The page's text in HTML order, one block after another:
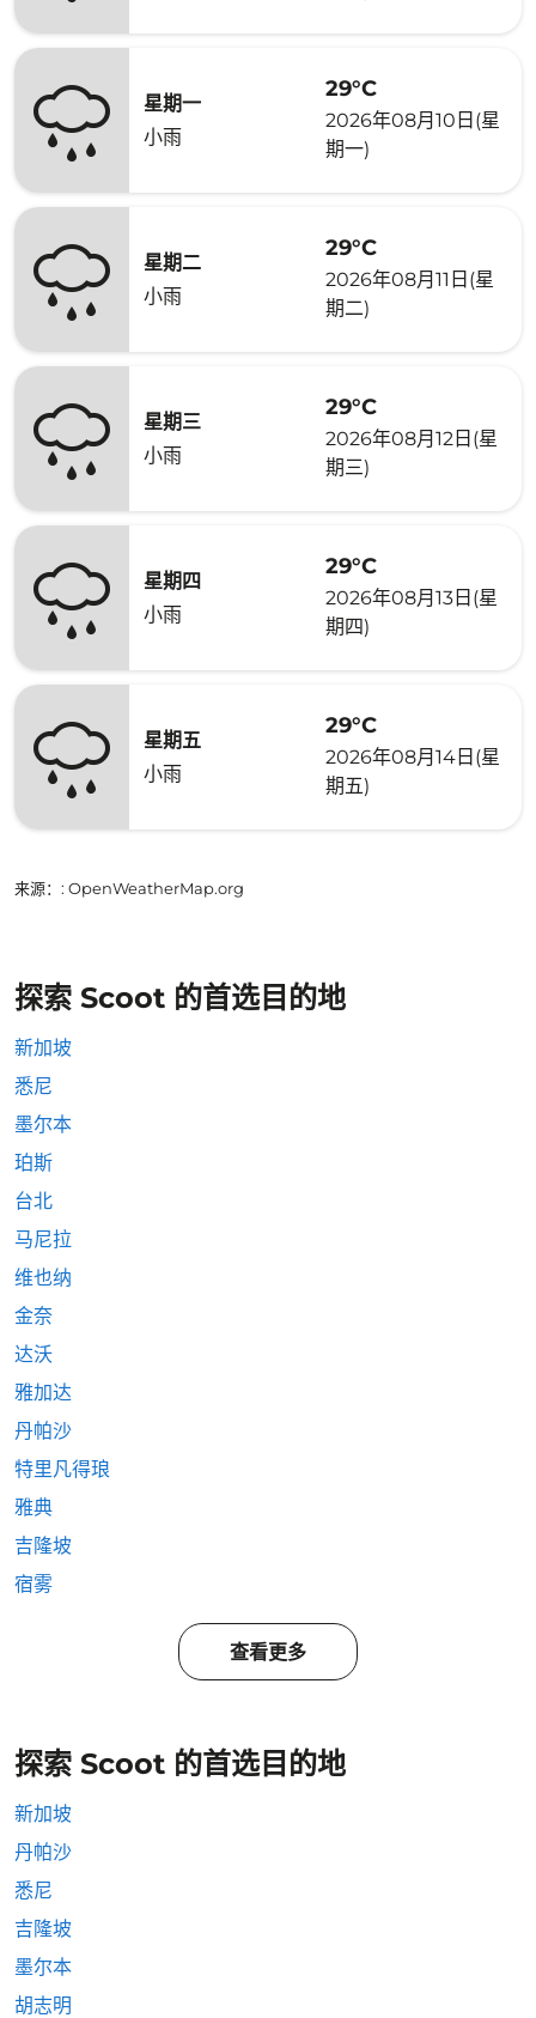
星期一
小雨
29°C
2026年08月10日(星
期一)
星期二
小雨
29°C
2026年08月11日(星
期二)
星期三
小雨
29°C
2026年08月12日(星
期三)
星期四
小雨
29°C
2026年08月13日(星
期四)
星期五
小雨
29°C
2026年08月14日(星
期五)
来源： : OpenWeatherMap.org
探索 Scoot 的首选目的地
新加坡
悉尼
墨尔本
珀斯
台北
马尼拉
维也纳
金奈
达沃
雅加达
丹帕沙
特里凡得琅
雅典
吉隆坡
宿雾
查看更多
探索 Scoot 的首选目的地
新加坡
丹帕沙
悉尼
吉隆坡
墨尔本
胡志明